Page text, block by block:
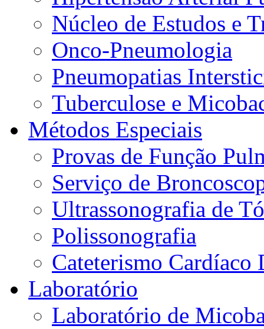
Núcleo de Estudos e
Onco-Pneumologia
Pneumopatias
Tuberculose e
Métodos Especiais
Provas de Função
Serviço de
Ultrassonografia de
Polissonografia
Cateterismo Cardíaco
Laboratório
Laboratório de